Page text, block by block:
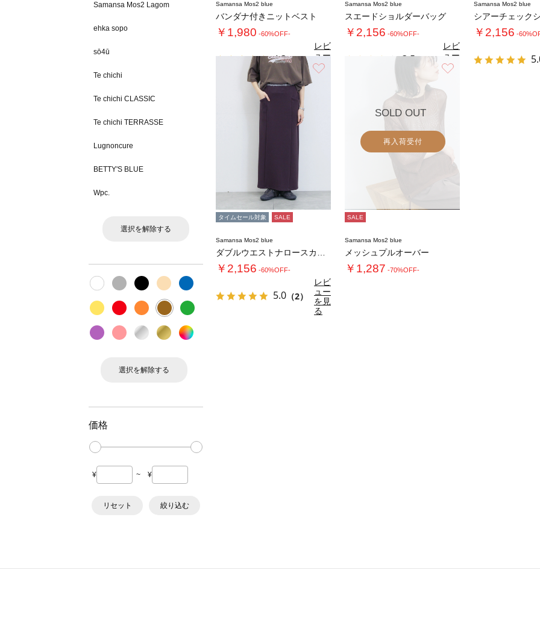
Samansa Mos2 Lagom
ehka sopo
sō4ū
Te chichi
Te chichi CLASSIC
Te chichi TERRASSE
Lugnoncure
BETTY'S BLUE
Wpc.
選択を解除する
選択を解除する
価格
¥ ~ ¥
リセット 絞り込む
Samansa Mos2 blue
バンダナ付きニットベスト
￥1,980 -60%OFF-
4.3（3）
レビ
ュー
を見
る
Samansa Mos2 blue
スエードショルダーバッグ
￥2,156 -60%OFF-
3.5（2）
レビ
ュー
を見
る
Samansa Mos2 blue
シアーチェック
￥2,156 -
タイムセール対象 SALE
Samansa Mos2 blue
￥2,156 -60%OFF-
5.0 （2）
レビ
ュー
を見
る
お気に入り
SOLD OUT
再入荷受付
SALE
Samansa Mos2 blue
メッシュプルオーバー
￥1,287 -70%OFF-